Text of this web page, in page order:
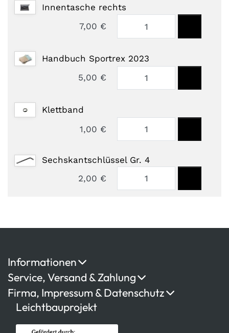
Innentasche rechts
7,00 €
Handbuch Sportrex 2023
5,00 €
Klettband
1,00 €
Sechskantschlüssel Gr. 4
2,00 €
Informationen
Service, Versand & Zahlung
Firma, Impressum & Datenschutz
Leichtbauprojekt